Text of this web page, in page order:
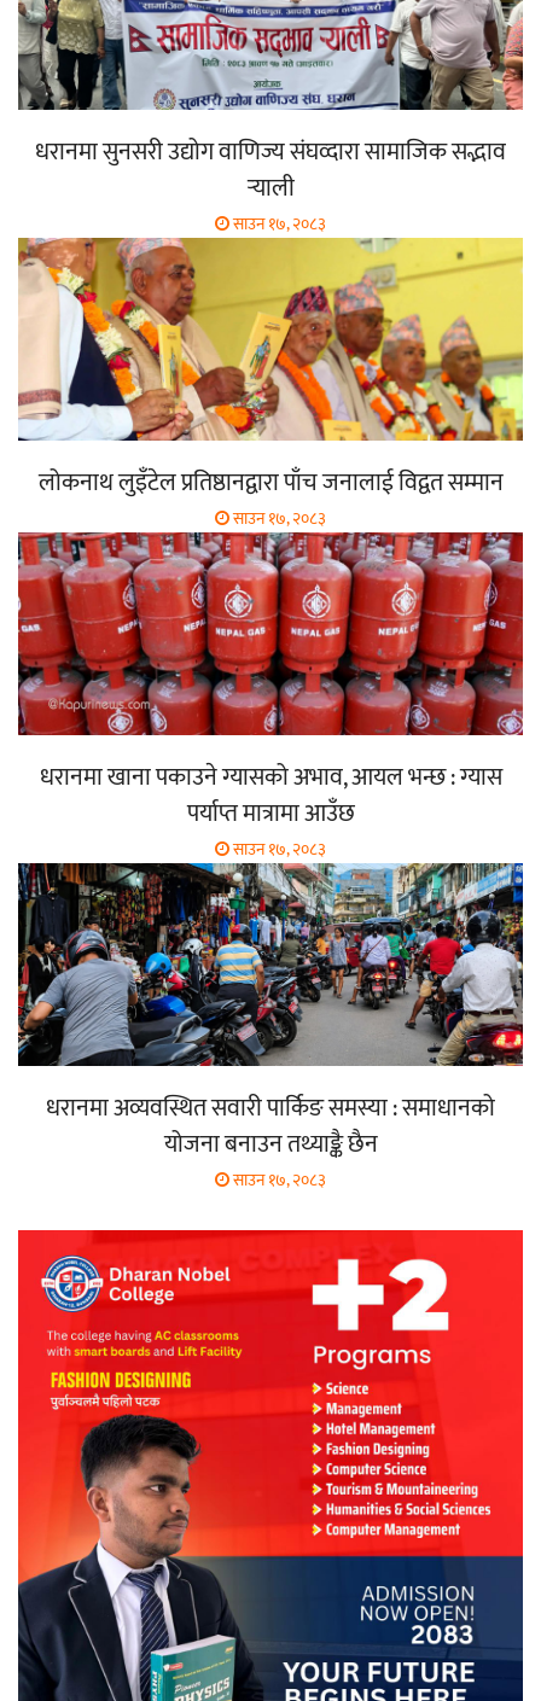
धरानमा सुनसरी उद्योग वाणिज्य संघव्दारा सामाजिक सद्भाव
र्‍याली
साउन १७, २०८३
लोकनाथ लुइँटेल प्रतिष्ठानद्वारा पाँच जनालाई विद्वत सम्मान
साउन १७, २०८३
धरानमा खाना पकाउने ग्यासको अभाव, आयल भन्छ : ग्यास
पर्याप्त मात्रामा आउँछ
साउन १७, २०८३
धरानमा अव्यवस्थित सवारी पार्किङ समस्या : समाधानको
योजना बनाउन तथ्याङ्कै छैन
साउन १७, २०८३